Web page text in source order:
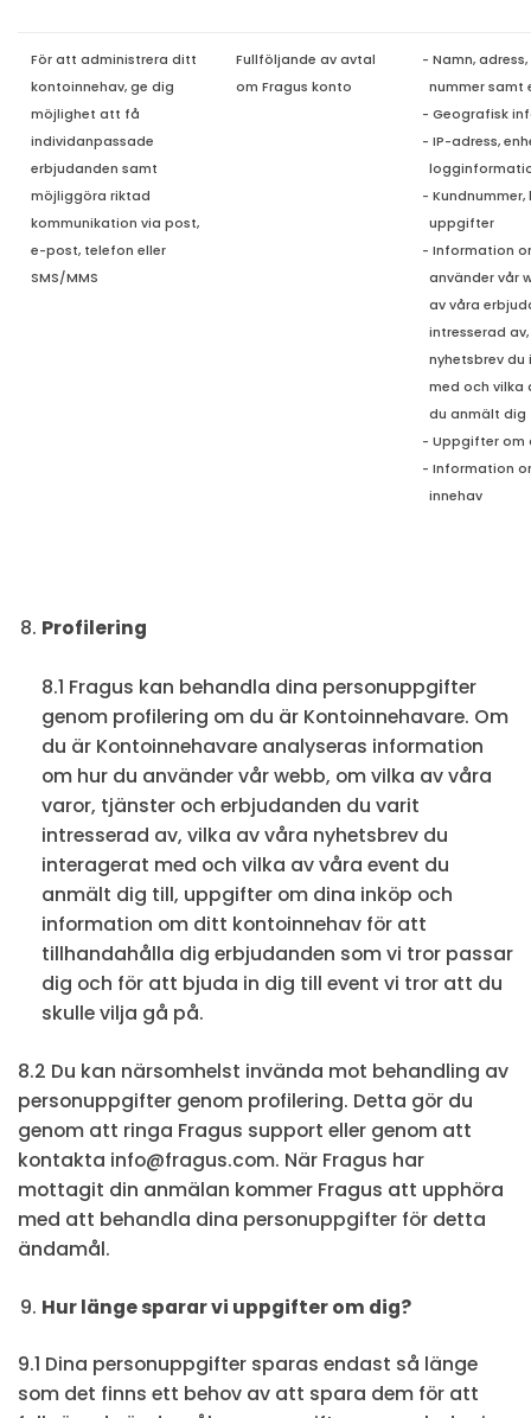
För att administrera ditt
kontoinnehav, ge dig
möjlighet att få
individanpassade
erbjudanden samt
möjliggöra riktad
kommunikation via post,
e-post, telefon eller
SMS/MMS
Fullföljande av avtal
om Fragus konto
- Namn,
nummer samt
- Geografisk
- IP-adress,
-
uppgifter
- Information
använder vår
av våra
intresserad
nyhetsbrev
med och vilka
du anmält dig
- Uppgifter om
- Information
innehav
Profilering
8.1 Fragus kan behandla dina personuppgifter
genom profilering om du är Kontoinnehavare. Om
du är Kontoinnehavare analyseras information
om hur du använder vår webb, om vilka av våra
varor, tjänster och erbjudanden du varit
intresserad av, vilka av våra nyhetsbrev du
interagerat med och vilka av våra event du
anmält dig till, uppgifter om dina inköp och
information om ditt kontoinnehav för att
tillhandahålla dig erbjudanden som vi tror passar
dig och för att bjuda in dig till event vi tror att du
skulle vilja gå på.
8.2 Du kan närsomhelst invända mot behandling av
personuppgifter genom profilering. Detta gör du
genom att ringa Fragus support eller genom att
kontakta info@fragus.com. När Fragus har
mottagit din anmälan kommer Fragus att upphöra
med att behandla dina personuppgifter för detta
ändamål.
Hur länge sparar vi uppgifter om dig?
9.1 Dina personuppgifter sparas endast så länge
som det finns ett behov av att spara dem för att